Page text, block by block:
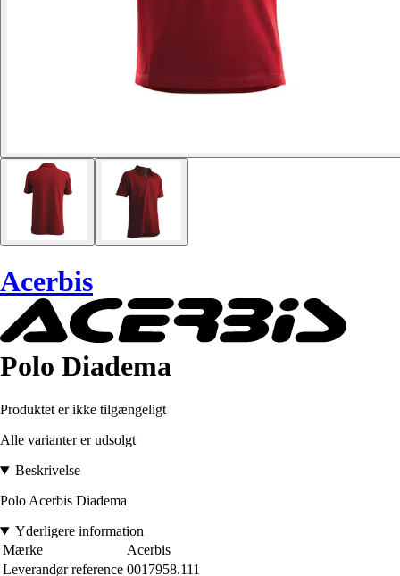
Acerbis
Polo Diadema
Produktet er ikke tilgængeligt
Alle varianter er udsolgt
Beskrivelse
Polo Acerbis Diadema
Yderligere information
Mærke
Acerbis
Leverandør reference 0017958.111